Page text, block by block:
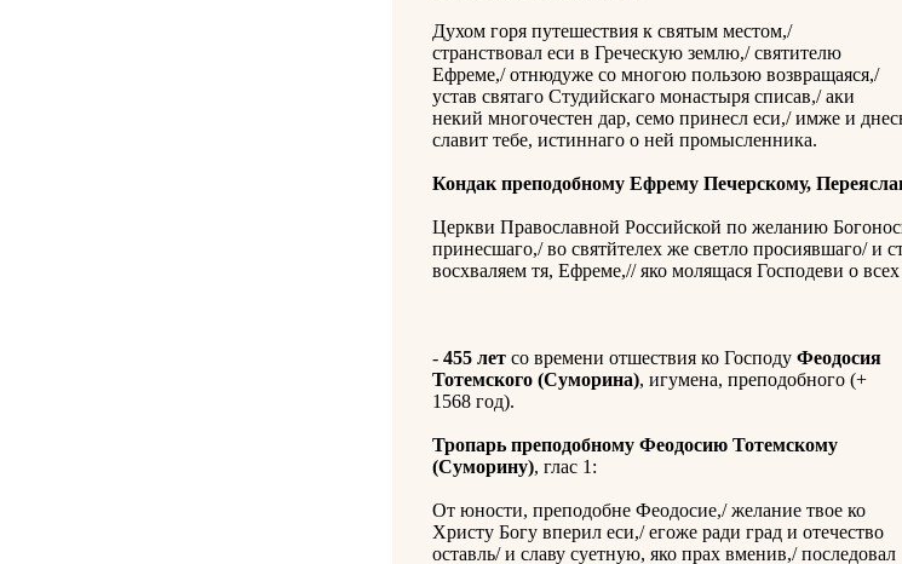
Духом горя путешествия к святым местом,/
странствовал еси в Греческую землю,/ святителю
Ефреме,/ отнюдуже со многою пользою возвращаяся,/
устав святаго Студийскаго монастыря списав,/ аки
некий многочестен дар, семо принесл еси,/ имже и
славит тебе, истиннаго о ней промысленника.
Кондак преподобному Ефрему Печерскому,
Церкви Православной Российской по желанию
принесшаго,/ во святйтелех же светло просиявшаго/ и
восхваляем тя, Ефреме,// яко молящася Господеви о всех
- 455 лет со времени отшествия ко Господу Феодосия
Тотемского (Суморина), игумена, преподобного (+
1568 год).
Тропарь преподобному Феодосию Тотемскому
(Суморину), глас 1:
От юности, преподобне Феодосие,/ желание твое ко
Христу Богу вперил еси,/ егоже ради град и отечество
оставль/ и славу суетную, яко прах вменив,/ последовал